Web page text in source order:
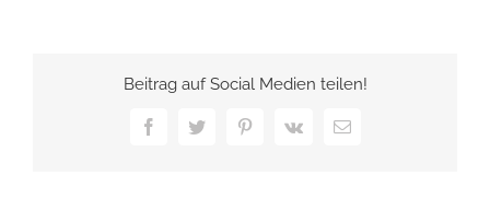
Beitrag auf Social Medien teilen!
FacebookTwitterPinterest
Vk
E-